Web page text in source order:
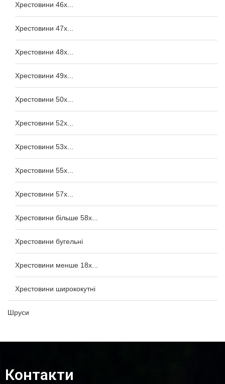
Хрестовини 46x...
Хрестовини 47x...
Хрестовини 48x...
Хрестовини 49x...
Хрестовини 50x...
Хрестовини 52x...
Хрестовини 53x...
Хрестовини 55x...
Хрестовини 57x...
Хрестовини більше 58x...
Хрестовини бугельні
Хрестовини менше 18x...
Хрестовини ширококутні
Шруси
Контакти